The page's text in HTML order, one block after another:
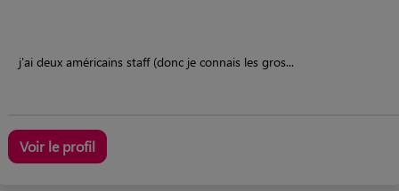
j'ai deux américains staff (donc je connais les gros...
Voir le profil